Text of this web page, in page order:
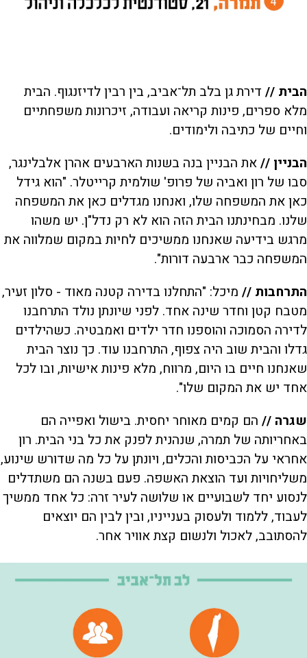
הבית // דירת גן בלב תל־אביב, בין רבין לדיזנגוף. הבית
מלא ספרים, פינות קריאה ועבודה, זיכרונות משפחתיים
וחיים של כתיבה ולימודים.
הבניין //את הבניין בנה בשנות הארבעים אהרן אלבלינגר,
סבו של רון ואביה של פרופ' שולמית קרייטלר. "הוא גידל
כאן את המשפחה שלו, ואנחנו מגדלים כאן את המשפחה
שלנו. מבחינתנו הבית הזה הוא לא רק נדל"ן. יש משהו
מרגש בידיעה שאנחנו ממשיכים לחיות במקום שמלווה את
המשפחה כבר ארבעה דורות".
התרחבות // מיכל: "התחלנו בדירה קטנה מאוד - סלון זעיר,
מטבח קטן וחדר שינה אחד. לפני שיונתן נולד התרחבנו
לדירה הסמוכה והוספנו חדר ילדים ואמבטיה. כשהילדים
גדלו והבית שוב היה צפוף, התרחבנו עוד. כך נוצר הבית
שאנחנו חיים בו היום, מרווח, מלא פינות אישיות, ובו לכל
אחד יש את המקום שלו".
שגרה // הם קמים מאוחר יחסית. בישול ואפייה הם
באחריותה של תמרה, שנהנית לפנק את כל בני הבית. רון
אחראי על הכביסות והכלים, ויונתן על כל מה שדורש שינוע,
משליחויות ועד הוצאת האשפה. פעם בשנה הם משתדלים
לנסוע יחד לשבועיים או שלושה לעיר זרה: כל אחד ממשיך
לעבוד, ללמוד ולעסוק בענייניו, ובין לבין הם יוצאים
להסתובב, לאכול ולנשום קצת אוויר אחר.